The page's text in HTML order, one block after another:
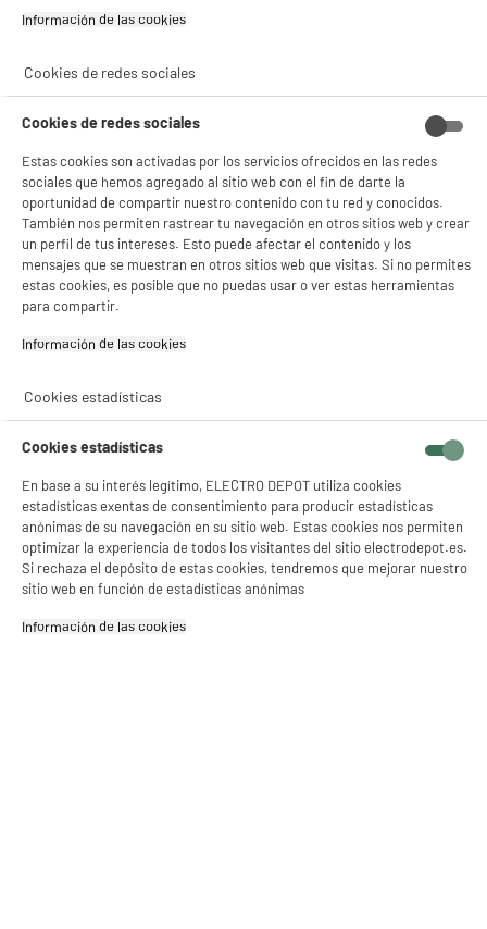
Información de las cookies‎
Cookies de redes sociales
Cookies de redes sociales
Estas cookies son activadas por los servicios ofrecidos en las redes
sociales que hemos agregado al sitio web con el fin de darte la
oportunidad de compartir nuestro contenido con tu red y conocidos.
También nos permiten rastrear tu navegación en otros sitios web y crear
un perfil de tus intereses. Esto puede afectar el contenido y los
mensajes que se muestran en otros sitios web que visitas. Si no permites
estas cookies, es posible que no puedas usar o ver estas herramientas
para compartir.
Información de las cookies‎
Cookies estadísticas
Cookies estadísticas
En base a su interés legítimo, ELECTRO DEPOT utiliza cookies
estadísticas exentas de consentimiento para producir estadísticas
anónimas de su navegación en su sitio web. Estas cookies nos permiten
optimizar la experiencia de todos los visitantes del sitio electrodepot.es.
Si rechaza el depósito de estas cookies, tendremos que mejorar nuestro
sitio web en función de estadísticas anónimas
Información de las cookies‎